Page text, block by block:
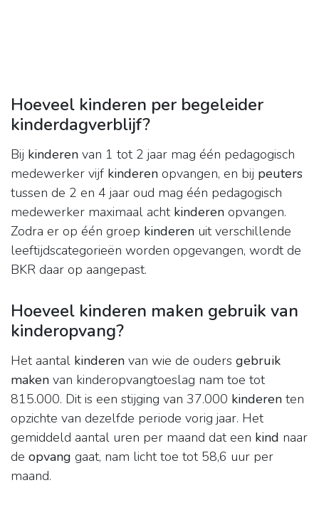
Hoeveel kinderen per begeleider
kinderdagverblijf?
Bij kinderen van 1 tot 2 jaar mag één pedagogisch
medewerker vijf kinderen opvangen, en bij peuters
tussen de 2 en 4 jaar oud mag één pedagogisch
medewerker maximaal acht kinderen opvangen.
Zodra er op één groep kinderen uit verschillende
leeftijdscategorieën worden opgevangen, wordt de
BKR daar op aangepast.
Hoeveel kinderen maken gebruik van
kinderopvang?
Het aantal kinderen van wie de ouders gebruik
maken van kinderopvangtoeslag nam toe tot
815.000. Dit is een stijging van 37.000 kinderen ten
opzichte van dezelfde periode vorig jaar. Het
gemiddeld aantal uren per maand dat een kind naar
de opvang gaat, nam licht toe tot 58,6 uur per
maand.